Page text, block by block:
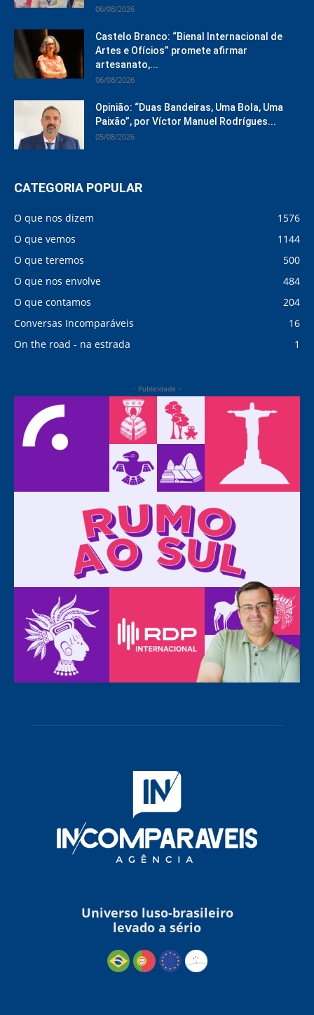
06/08/2026
Castelo Branco: “Bienal Internacional de
Artes e Ofícios” promete afirmar
artesanato,...
06/08/2026
Opinião: “Duas Bandeiras, Uma Bola, Uma
Paixão”, por Víctor Manuel Rodrígues...
05/08/2026
CATEGORIA POPULAR
O que nos dizem
1576
O que vemos
1144
O que teremos
500
O que nos envolve
484
O que contamos
204
Conversas Incomparáveis
16
On the road - na estrada
1
- Publicidade -
Universo luso-brasileiro
levado a sério